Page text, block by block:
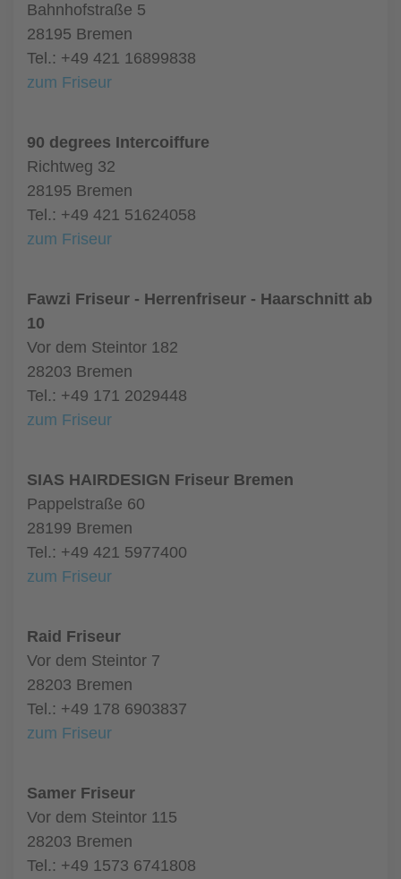
Bahnhofstraße 5
28195 Bremen
Tel.: +49 421 16899838
zum Friseur
90 degrees Intercoiffure
Richtweg 32
28195 Bremen
Tel.: +49 421 51624058
zum Friseur
Fawzi Friseur - Herrenfriseur - Haarschnitt ab
10
Vor dem Steintor 182
28203 Bremen
Tel.: +49 171 2029448
zum Friseur
SIAS HAIRDESIGN Friseur Bremen
Pappelstraße 60
28199 Bremen
Tel.: +49 421 5977400
zum Friseur
Raid Friseur
Vor dem Steintor 7
28203 Bremen
Tel.: +49 178 6903837
zum Friseur
Samer Friseur
Vor dem Steintor 115
28203 Bremen
Tel.: +49 1573 6741808